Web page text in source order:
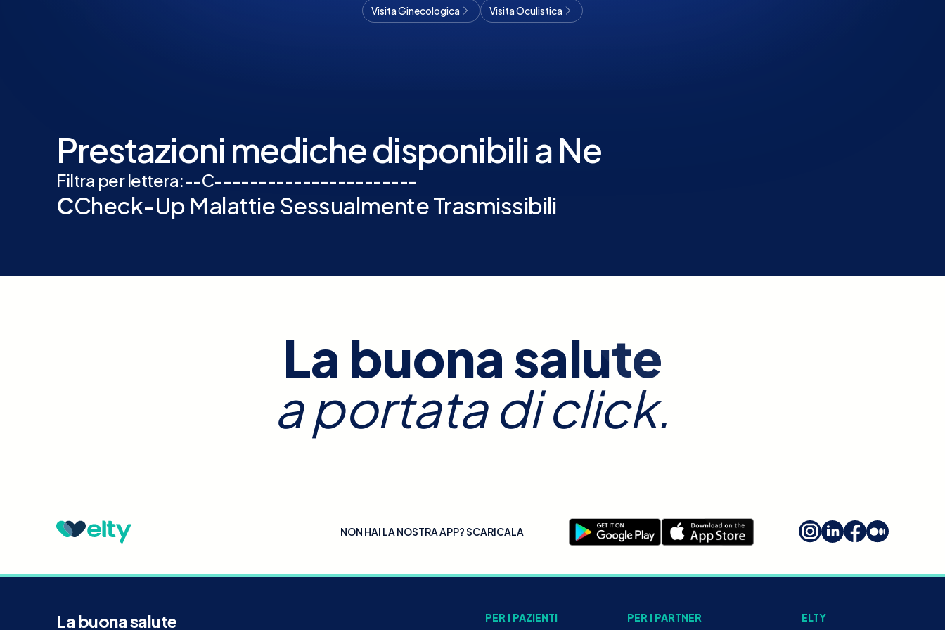
Visita Ginecologica
Visita Oculistica
Prestazioni mediche disponibili a Ne
Filtra per lettera:--C-----------------------
CCheck-Up Malattie Sessualmente Trasmissibili
La buona salute
a portata di click.
NON HAI LA NOSTRA APP? SCARICALA
La buona salute
PER I PAZIENTI
PER I PARTNER
ELTY